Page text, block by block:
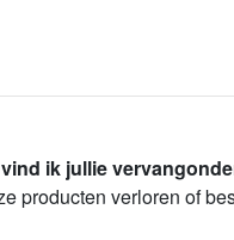
ik jullie
producten verloren of